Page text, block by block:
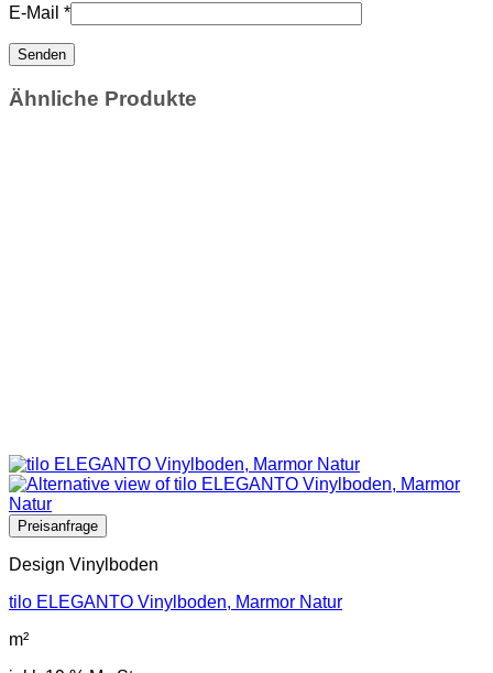
E-Mail *
Ähnliche Produkte
Design Vinylboden
tilo ELEGANTO Vinylboden, Marmor Natur
m²